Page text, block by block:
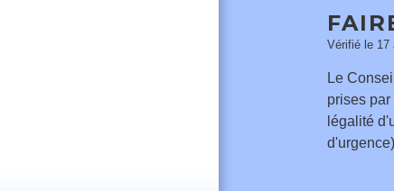
Vérifié le 17
Le
prises
légalité